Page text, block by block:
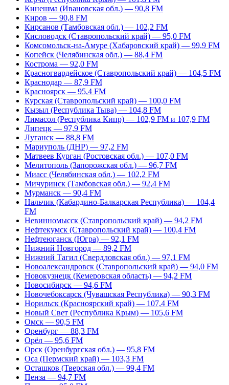
Кинешма (Ивановская обл.) — 90,8 FM
Киров — 90,8 FM
Кирсанов (Тамбовская обл.) — 102,2 FM
Кисловодск (Ставропольский край) — 95,0 FM
Комсомольск-на-Амуре (Хабаровский край) — 99,9 FM
Копейск (Челябинская обл.) — 88,4 FM
Кострома — 92,0 FM
Красногвардейское (Ставропольский край) — 104,5 FM
Краснодар — 87,9 FM
Красноярск — 95,4 FM
Курская (Ставропольский край) — 100,0 FM
Кызыл (Республика Тыва) — 104,8 FM
Лимасол (Республика Кипр) — 102,9 FM и 107,9 FM
Липецк — 97,9 FM
Луганск — 88,8 FM
Мариуполь (ДНР) — 97,2 FM
Матвеев Курган (Ростовская обл.) — 107,0 FM
Мелитополь (Запорожская обл.) — 96,7 FM
Миасс (Челябинская обл.) — 102,2 FM
Мичуринск (Тамбовская обл.) — 92,4 FM
Мурманск — 90,4 FM
Нальчик (Кабардино-Балкарская Республика) — 104,4
FM
Невинномысск (Ставропольский край) — 94,2 FM
Нефтекумск (Ставропольский край) — 100,4 FM
Нефтеюганск (Югра) — 92,1 FM
Нижний Новгород — 89,2 FM
Нижний Тагил (Свердловская обл.) — 97,1 FM
Новоалександровск (Ставропольский край) — 94,0 FM
Новокузнецк (Кемеровская область) — 94,2 FM
Новосибирск — 94,6 FM
Новочебоксарск (Чувашская Республика) — 90,3 FM
Норильск (Красноярский край) — 107,4 FM
Новый Свет (Республика Крым) — 105,6 FM
Омск — 90,5 FM
Оренбург — 88,3 FM
Орёл — 95,6 FM
Орск (Оренбургская обл.) — 95,8 FM
Оса (Пермский край) — 103,3 FM
Осташков (Тверская обл.) — 99,4 FM
Пенза — 94,7 FM